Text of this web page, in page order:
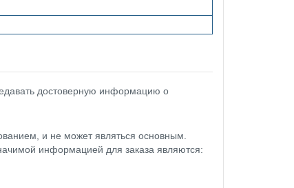
достоверную информацию о
и не может являться основным.
информацией для заказа являются: